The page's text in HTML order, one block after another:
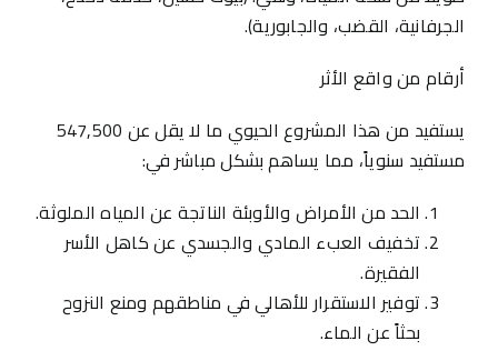
الجرفانية، القضب، والجابورية).
أرقام من واقع الأثر
يستفيد من هذا المشروع الحيوي ما لا يقل عن 547,500
مستفيد سنوياً، مما يساهم بشكل مباشر في:
الحد من الأمراض والأوبئة الناتجة عن المياه الملوثة.
تخفيف العبء المادي والجسدي عن كاهل الأسر
الفقيرة.
توفير الاستقرار للأهالي في مناطقهم ومنع النزوح
بحثاً عن الماء.